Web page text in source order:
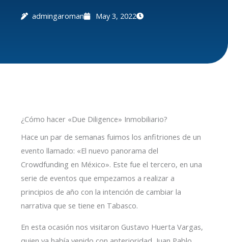
Podcasts
admingaroman May 3, 2022
¿Cómo hacer «Due Diligence» Inmobiliario?
Hace un par de semanas fuimos los anfitriones de un
evento llamado: «El nuevo panorama del
Crowdfunding en México». Este fue el tercero, en una
serie de eventos que empezamos a realizar a
principios de año con la intención de cambiar la
narrativa que se tiene en Tabasco.
En esta ocasión nos visitaron Gustavo Huerta Vargas,